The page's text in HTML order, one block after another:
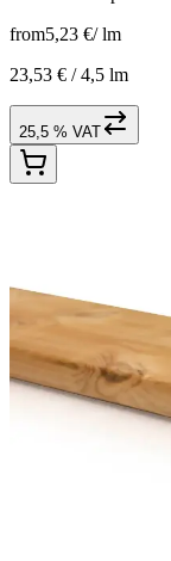
from5,23 €/ lm
23,53 € /4,5 lm
25,5 % VAT